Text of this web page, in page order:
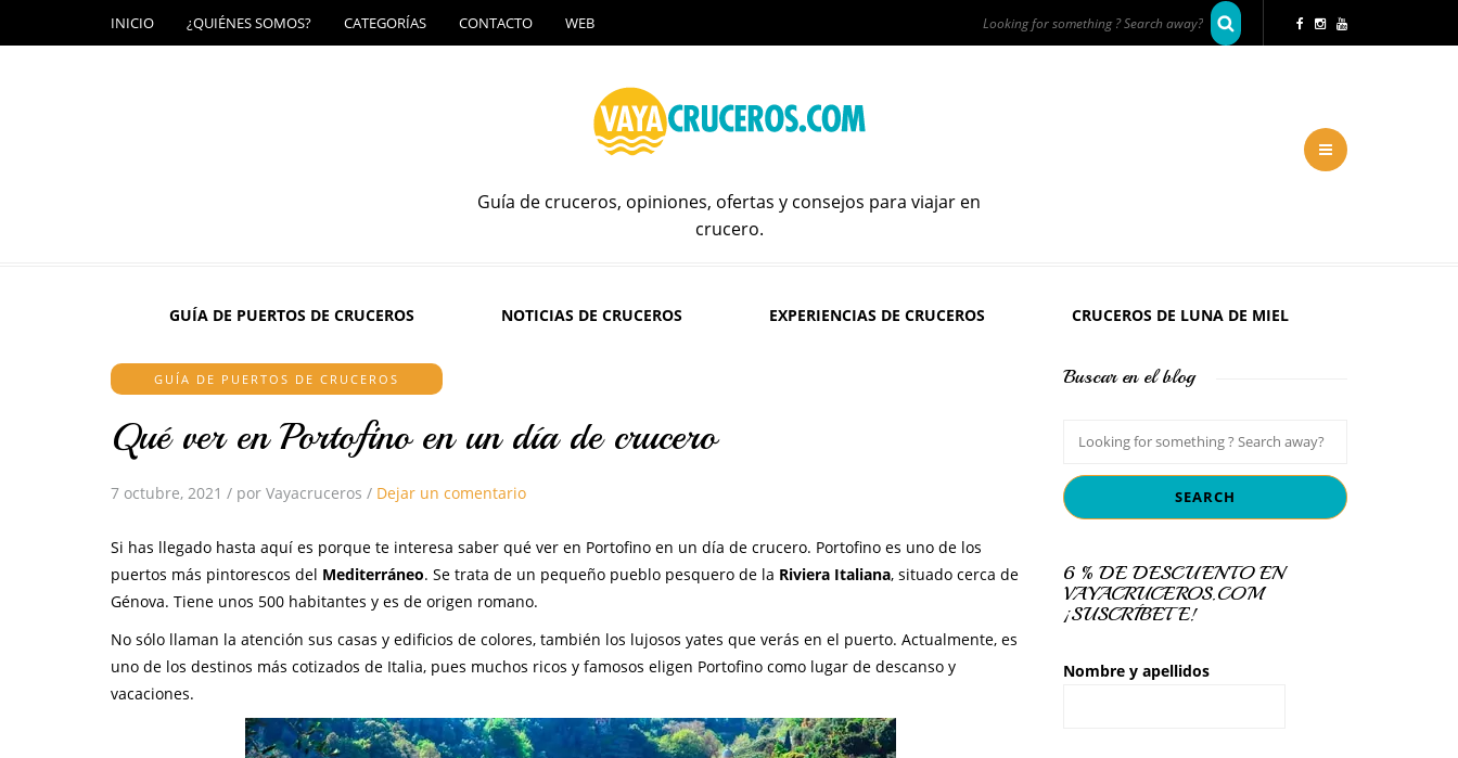
INICIO ¿QUIÉNES SOMOS? CATEGORÍAS CONTACTO WEB
Guía de cruceros, opiniones, ofertas y consejos para viajar en
crucero.
GUÍA DE PUERTOS DE CRUCEROS NOTICIAS DE CRUCEROS EXPERIENCIAS DE CRUCEROS CRUCEROS DE LUNA DE MIEL
GUÍA DE PUERTOS DE CRUCEROS
Qué ver en Portofino en un día de crucero
7 octubre, 2021 / por Vayacruceros / Dejar un comentario
Si has llegado hasta aquí es porque te interesa saber qué ver en Portofino en un día de crucero. Portofino es uno de los
puertos más pintorescos del Mediterráneo. Se trata de un pequeño pueblo pesquero de la Riviera Italiana, situado cerca de
Génova. Tiene unos 500 habitantes y es de origen romano.
No sólo llaman la atención sus casas y edificios de colores, también los lujosos yates que verás en el puerto. Actualmente, es
uno de los destinos más cotizados de Italia, pues muchos ricos y famosos eligen Portofino como lugar de descanso y
vacaciones.
Buscar en el blog
6 % DE DESCUENTO EN
VAYACRUCEROS.COM
¡SUSCRÍBETE!
Nombre y apellidos